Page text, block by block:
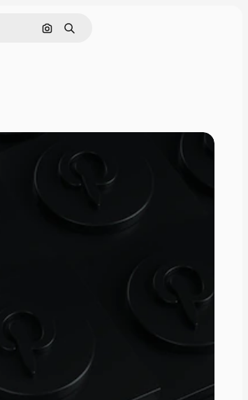
Pesquisar por imagem
Buscar